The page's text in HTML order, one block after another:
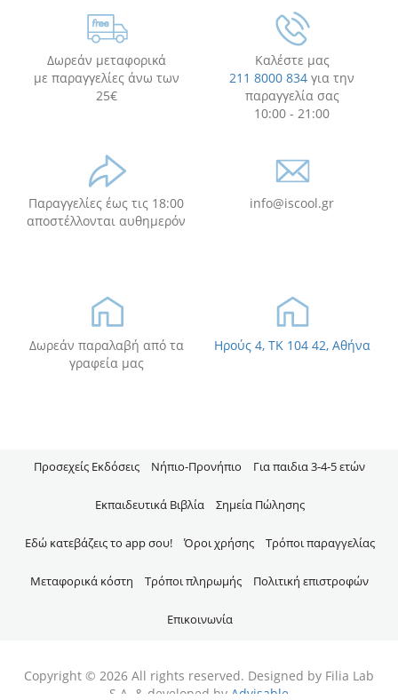
Δωρεάν μεταφορικά
με παραγγελίες άνω των
25€
Καλέστε μας
211 8000 834 για την
παραγγελία σας
10:00 - 21:00
Παραγγελίες έως τις 18:00
αποστέλλονται αυθημερόν
info@iscool.gr
Δωρεάν παραλαβή από τα
γραφεία μας
Ηρούς 4, TK 104 42, Αθήνα
Προσεχείς Εκδόσεις Νήπιo-Προνήπιο Για παιδια 3-4-5 ετών
Εκπαιδευτικά Βιβλία Σημεία Πώλησης
Εδώ κατεβάζεις το app σου! Όροι χρήσης Τρόποι παραγγελίας
Μεταφορικά κόστη Τρόποι πληρωμής Πολιτική επιστροφών
Επικοινωνία
Copyright © 2026 All rights reserved. Designed by Filia Lab
S.A. & developed by Advisable